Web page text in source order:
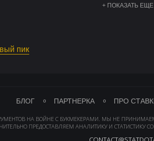
+ ПОКАЗАТЬ ЕЩЕ
пик
БЛОГ ПАРТНЕРКА ПРО
НА ВОЙНЕ С БУКМЕКЕРАМИ. МЫ НЕ
ПРЕДОСТАВЛЯЕМ АНАЛИТИКУ И СТАТИСТИКУ